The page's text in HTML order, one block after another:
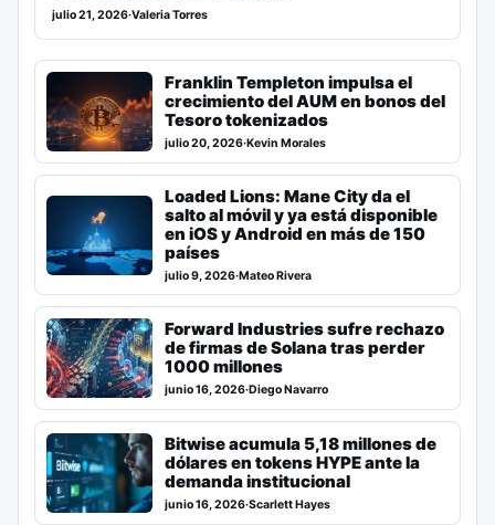
julio 21, 2026·Valeria Torres
Franklin Templeton impulsa el
crecimiento del AUM en bonos del
Tesoro tokenizados
julio 20, 2026·Kevin Morales
Loaded Lions: Mane City da el
salto al móvil y ya está disponible
en iOS y Android en más de 150
países
julio 9, 2026·Mateo Rivera
Forward Industries sufre rechazo
de firmas de Solana tras perder
1000 millones
junio 16, 2026·Diego Navarro
Bitwise acumula 5,18 millones de
dólares en tokens HYPE ante la
demanda institucional
junio 16, 2026·Scarlett Hayes